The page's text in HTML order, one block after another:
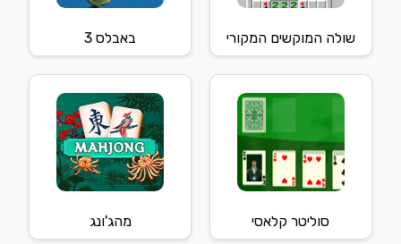
שולה המוקשים המקורי באבלס 3
סוליטר קלאסי מהג'ונג